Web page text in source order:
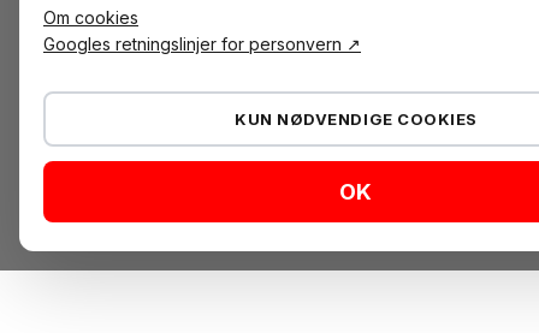
Om cookies
Googles retningslinjer for personvern ↗
KUN NØDVENDIGE COOKIES
OK